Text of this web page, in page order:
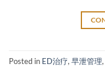
Posted in ED治疗, 早泄管理,